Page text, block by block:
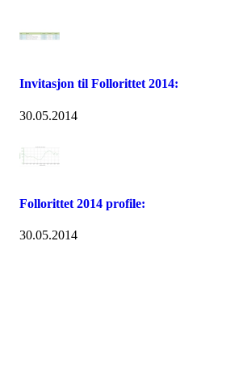
Invitasjon til Follorittet 2014:
30.05.2014
Follorittet 2014 profile:
30.05.2014